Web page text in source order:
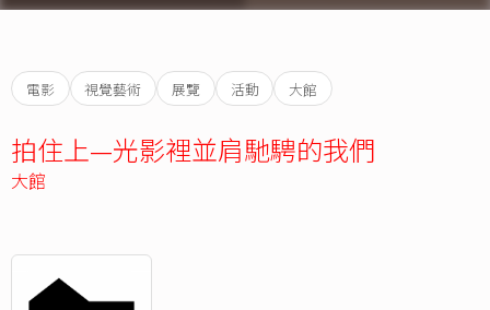
電影 視覺藝術 展覽 活動 大館
拍住上—光影裡並肩馳騁的我們
大館